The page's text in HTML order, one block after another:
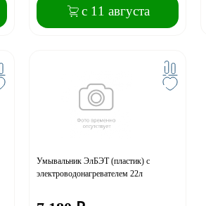
с 11 августа
Умывальник ЭлБЭТ (пластик) с
электроводонагревателем 22л